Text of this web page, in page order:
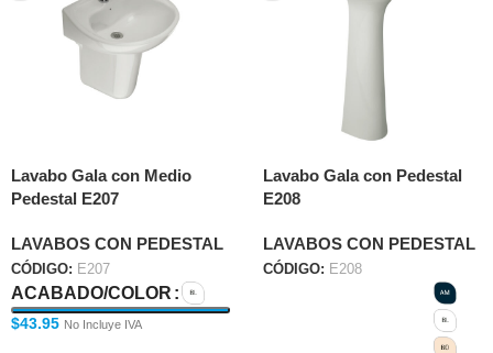
Lavabo Gala con Medio
Pedestal E207
LAVABOS CON PEDESTAL
CÓDIGO: E207
ACABADO/COLOR
$43.95 No Incluye IVA
Lavabo Gala con Pedestal
E208
LAVABOS CON PEDESTAL
CÓDIGO: E208